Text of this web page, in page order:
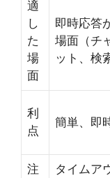
適
し
た
場
面
即時応答
場面（チ
ット、検
利
点
簡単、即
注
タイムア